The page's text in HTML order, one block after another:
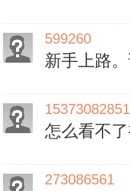
599260
新手上路
15373082851
怎么看不
273086561